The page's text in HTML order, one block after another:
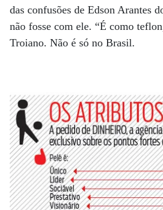
das confusões de Edson Arantes
não fosse com ele. “É como
Troiano. Não é só no Brasil.